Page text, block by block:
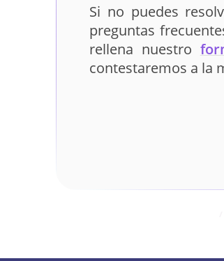
Si no puedes
preguntas
rellena nuestro
contestaremos a la